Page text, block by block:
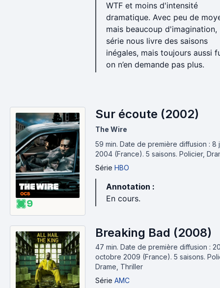
WTF et moins d'intensité
dramatique. Avec peu de
mais beaucoup d'imagination,
série nous livre des saisons
inégales, mais toujours aussi
on n’en demande pas plus.
9
Sur écoute (2002)
The Wire
59 min. Date de première diffusion : 8
2004 (France). 5 saisons. Policier,
Série HBO
Annotation :
En cours.
Breaking Bad (2008)
47 min. Date de première diffusion :
octobre 2009 (France). 5 saisons.
Drame, Thriller
Série AMC